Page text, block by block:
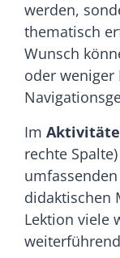
werden,
thematisch
Wunsch
oder weniger
Im
rechte
didaktischen
Lektion viele